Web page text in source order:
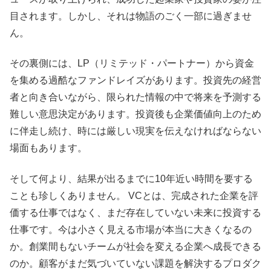
目されます。しかし、それは物語のごく一部に過ぎませ
ん。
その裏側には、LP（リミテッド・パートナー）から資金
を集める過酷なファンドレイズがあります。投資先の経営
者と向き合いながら、限られた情報の中で将来を予測する
難しい意思決定があります。投資後も企業価値向上のため
に伴走し続け、時には厳しい現実を伝えなければならない
場面もあります。
そして何より、結果が出るまでに10年近い時間を要する
ことも珍しくありません。 VCとは、完成された企業を評
価する仕事ではなく、まだ存在していない未来に投資する
仕事です。今は小さく見える市場が本当に大きくなるの
か。創業間もないチームが社会を変える企業へ成長できる
のか。顧客がまだ気づいていない課題を解決するプロダク